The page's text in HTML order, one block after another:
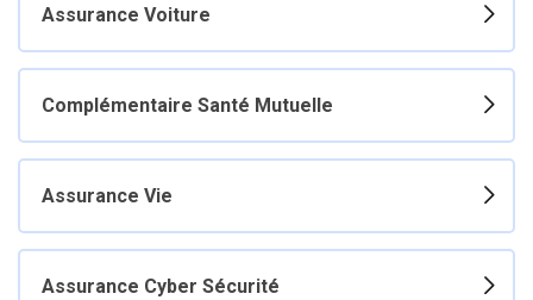
Assurance Voiture
Complémentaire Santé Mutuelle
Assurance Vie
Assurance Cyber Sécurité